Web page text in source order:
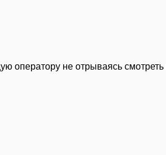
не отрываясь смотреть